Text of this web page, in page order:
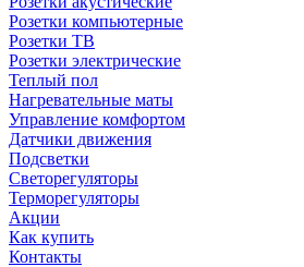
Розетки компьютерные
Розетки ТВ
Розетки электрические
Теплый пол
Нагревательные маты
Управление комфортом
Датчики движения
Подсветки
Светорегуляторы
Терморегуляторы
Акции
Как купить
Контакты